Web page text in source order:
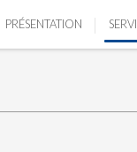
PRÉSENTATION